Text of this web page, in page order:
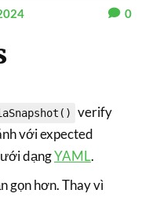
0
verify
với expected
dạngYAML.
gọn hơn. Thay vì